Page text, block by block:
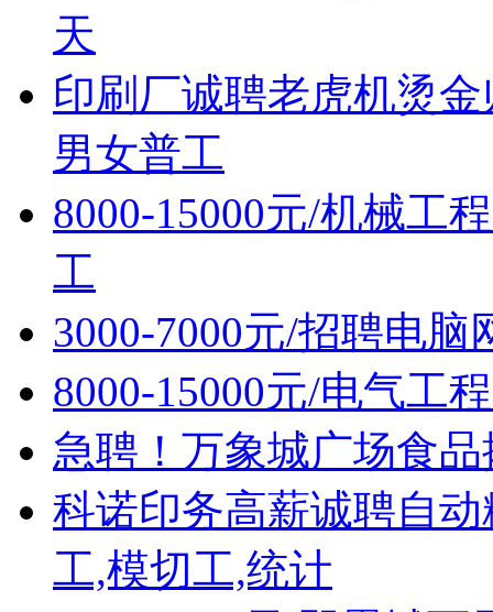
天
印刷厂诚聘老虎机烫
男女普工
8000-15000元/机械工
工
3000-7000元/招聘电脑
8000-15000元/电气工
急聘！万象城广场食
科诺印务高薪诚聘自
工,模切工,统计